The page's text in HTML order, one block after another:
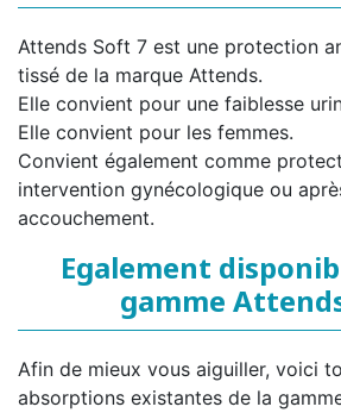
Attends Soft 7 est une protection
tissé de la marque Attends.
Elle convient pour une faiblesse
Elle convient pour les femmes.
Convient également comme
intervention gynécologique ou
accouchement.
Egalement
gamme
Afin de mieux vous aiguiller, voici
absorptions existantes de la